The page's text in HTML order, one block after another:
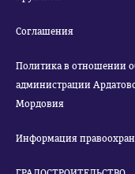
Соглашения
Политика в отношении
администрации
Мордовия
Информация